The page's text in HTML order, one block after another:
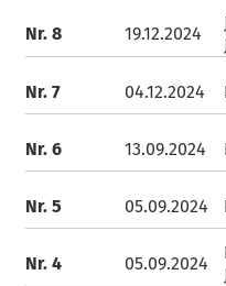
Nr. 8 19.12.2024
Nr. 7 04.12.2024
Nr. 6 13.09.2024
Nr. 5 05.09.2024
Nr. 4 05.09.2024